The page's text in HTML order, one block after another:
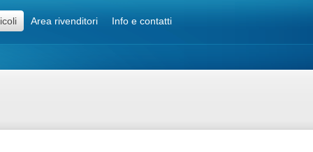
Area rivenditori Info e contatti